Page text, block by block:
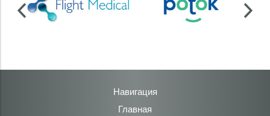
Навигация
Главная